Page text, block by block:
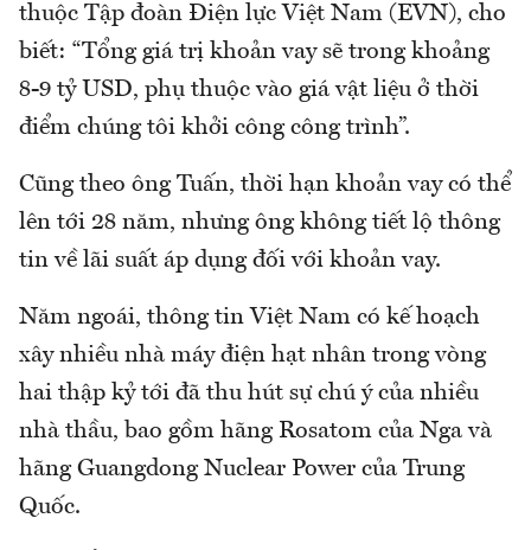
thuộc Tập đoàn Điện lực Việt Nam (EVN), cho
biết: “Tổng giá trị khoản vay sẽ trong khoảng
8-9 tỷ USD, phụ thuộc vào giá vật liệu ở thời
điểm chúng tôi khởi công công trình”.
Cũng theo ông Tuấn, thời hạn khoản vay có thể
lên tới 28 năm, nhưng ông không tiết lộ thông
tin về lãi suất áp dụng đối với khoản vay.
Năm ngoái, thông tin Việt Nam có kế hoạch
xây nhiều nhà máy điện hạt nhân trong vòng
hai thập kỷ tới đã thu hút sự chú ý của nhiều
nhà thầu, bao gồm hãng Rosatom của Nga và
hãng Guangdong Nuclear Power của Trung
Quốc.